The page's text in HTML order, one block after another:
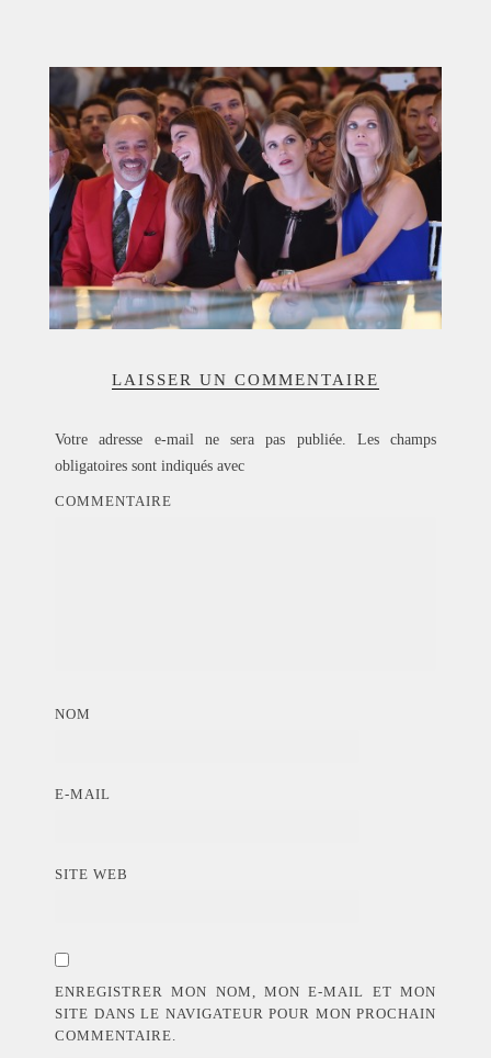
VOYAGES
LOOKBOOK
RECHERCHE
ARCHIVES
LAISSER UN COMMENTAIRE
Votre adresse e-mail ne sera pas publiée.
Les champs
obligatoires sont indiqués avec
COMMENTAIRE
NOM
E-MAIL
SITE WEB
ENREGISTRER MON NOM, MON E-MAIL ET MON
SITE DANS LE NAVIGATEUR POUR MON PROCHAIN
COMMENTAIRE.